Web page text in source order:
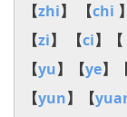
【zhi】 【chi
【zi】 【ci】【
【yu】【ye】
【yun】【